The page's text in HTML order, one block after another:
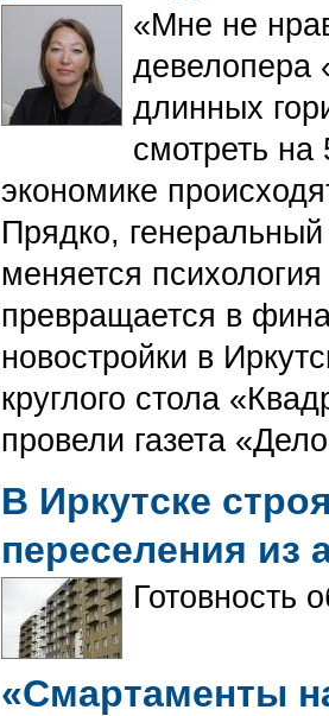
«Мне не
девелопера
длинных
смотреть на
экономике
Прядко,
меняется
превращается в
новостройки в
круглого стола
провели газета
В Иркутске
переселения из
Готовность
«Смартаменты